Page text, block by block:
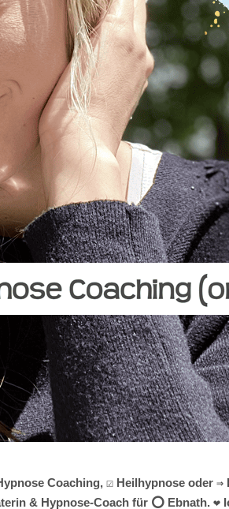
Coaching, ☑️ Heilhypnose oder
& Hypnose-Coach für ⭕ Ebnath. ❤